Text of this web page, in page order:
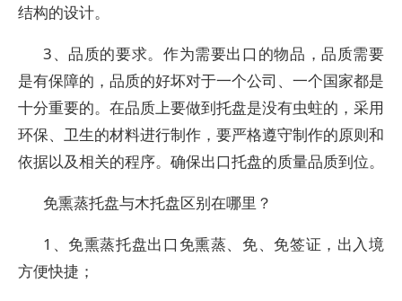
结构的设计。
3、品质的要求。作为需要出口的物品，品质需要
是有保障的，品质的好坏对于一个公司、一个国家都是
十分重要的。在品质上要做到托盘是没有虫蛀的，采用
环保、卫生的材料进行制作，要严格遵守制作的原则和
依据以及相关的程序。确保出口托盘的质量品质到位。
免熏蒸托盘与木托盘区别在哪里？
1、免熏蒸托盘出口免熏蒸、免、免签证，出入境
方便快捷；